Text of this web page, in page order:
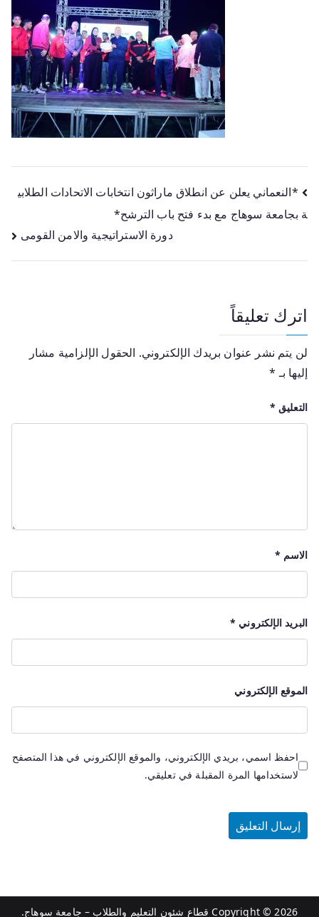
*النعماني يعلن عن انطلاق ماراثون انتخابات الاتحادات الطلابي
ة بجامعة سوهاج مع بدء فتح باب الترشح*
دورة الاستراتيجية والامن القومى
اترك تعليقاً
لن يتم نشر عنوان بريدك الإلكتروني. الحقول الإلزامية مشار
إليها بـ *
التعليق *
الاسم *
البريد الإلكتروني *
الموقع الإلكتروني
احفظ اسمي، بريدي الإلكتروني، والموقع الإلكتروني في هذا المتصفح
لاستخدامها المرة المقبلة في تعليقي.
Copyright © 2026 قطاع شئون التعليم والطلاب – جامعة سوهاج.